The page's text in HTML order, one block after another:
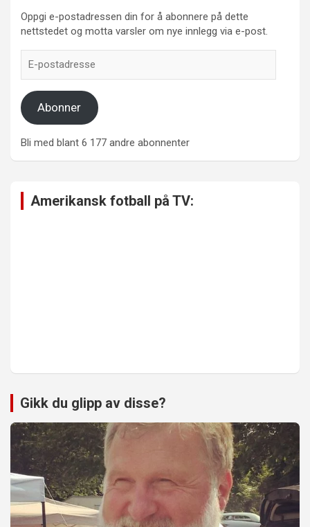
Oppgi e-postadressen din for å abonnere på dette
nettstedet og motta varsler om nye innlegg via e-post.
postadresse
Abonner
Bli med blant 6 177 andre abonnenter
Amerikansk fotball på TV:
Gikk du glipp av disse?